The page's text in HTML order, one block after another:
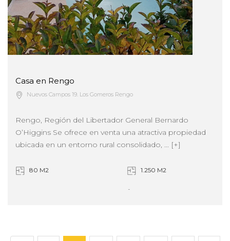
Casa en Rengo
Nuevos Campos 19. Los Gomeros Rengo
Rengo, Región del Libertador General Bernardo
O’Higgins Se ofrece en venta una atractiva propiedad
ubicada en un entorno rural consolidado, ... [+]
80 M2 1.250 M2